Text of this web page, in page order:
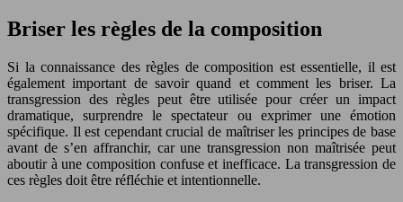
Briser les règles de la composition
Si la connaissance des règles de composition est essentielle, il est
également important de savoir quand et comment les briser. La
transgression des règles peut être utilisée pour créer un impact
dramatique, surprendre le spectateur ou exprimer une émotion
spécifique. Il est cependant crucial de maîtriser les principes de base
avant de s’en affranchir, car une transgression non maîtrisée peut
aboutir à une composition confuse et inefficace. La transgression de
ces règles doit être réfléchie et intentionnelle.